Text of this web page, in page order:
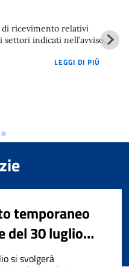
ricevimento relativi
settori indicati nell’avviso.
LEGGI DI PIÙ
temporaneo
del 30 luglio
si svolgerà